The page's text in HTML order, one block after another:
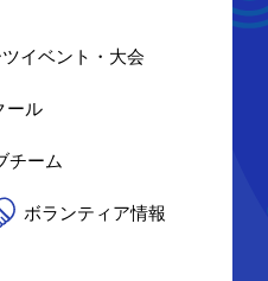
イベント・大会
ール
チーム
ボランティア情報